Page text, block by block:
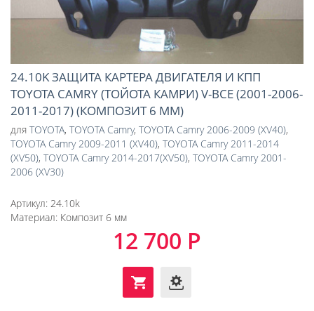
24.10K ЗАЩИТА КАРТЕРА ДВИГАТЕЛЯ И КПП
TOYOTA CAMRY (ТОЙОТА КАМРИ) V-ВСЕ (2001-2006-
2011-2017) (КОМПОЗИТ 6 ММ)
для TOYOTA, TOYOTA Camry, TOYOTA Camry 2006-2009 (XV40),
TOYOTA Camry 2009-2011 (XV40), TOYOTA Camry 2011-2014
(XV50), TOYOTA Camry 2014-2017(XV50), TOYOTA Camry 2001-
2006 (XV30)
Артикул: 24.10k
Материал: Композит 6 мм
12 700 Р